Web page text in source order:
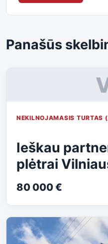
Panašūs
NEKILNOJAMASIS TURTAS
Ieškau
plėtrai
80 000 €